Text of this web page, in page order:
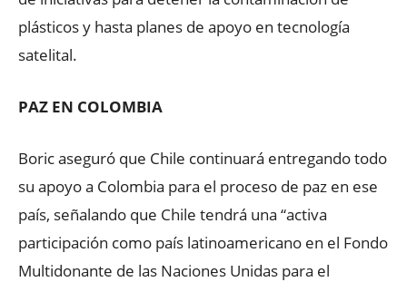
plásticos y hasta planes de apoyo en tecnología
satelital.
PAZ EN COLOMBIA
Boric aseguró que Chile continuará entregando todo
su apoyo a Colombia para el proceso de paz en ese
país, señalando que Chile tendrá una “activa
participación como país latinoamericano en el Fondo
Multidonante de las Naciones Unidas para el